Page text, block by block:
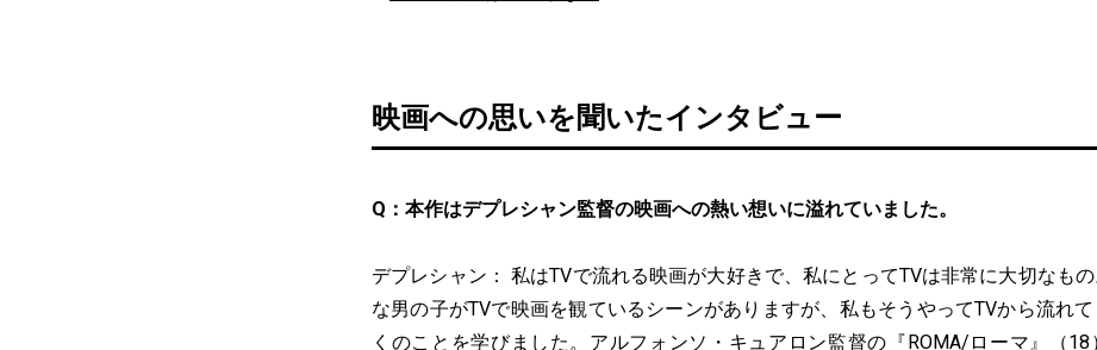
映画への思いを聞いたインタビュー
Q：本作はデプレシャン監督の映画への熱い想いに溢れていました。
デプレシャン： 私はTVで流れる映画が大好きで、私にとってTVは非常に大切なも
な男の子がTVで映画を観ているシーンがありますが、私もそうやってTVから流れ
くのことを学びました。アルフォンソ・キュアロン監督の『ROMA/ローマ』（18